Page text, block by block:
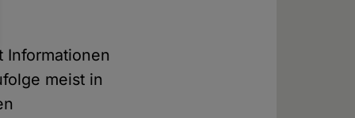
meist in